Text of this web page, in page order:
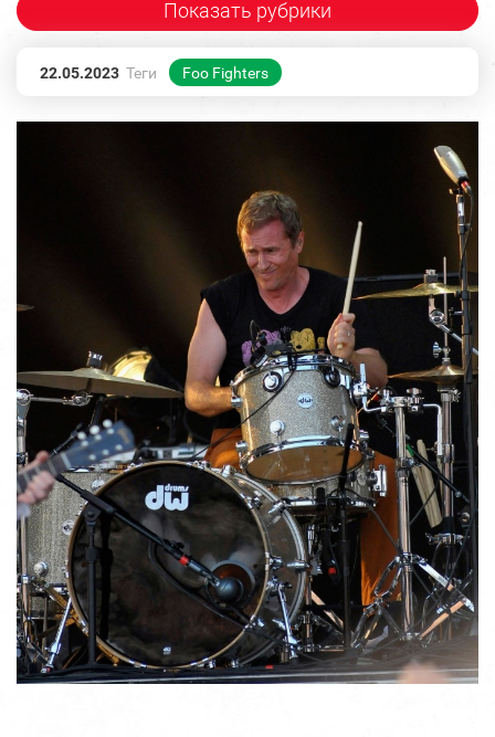
Показать рубрики
22.05.2023 Теги Foo Fighters